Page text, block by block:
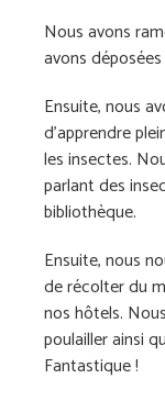
Nous avons
avons
Ensuite, nous
d’apprendre
les insectes.
parlant des
bibliothèque.
Ensuite, nous
de récolter du
nos hôtels.
poulailler ainsi
Fantastique !